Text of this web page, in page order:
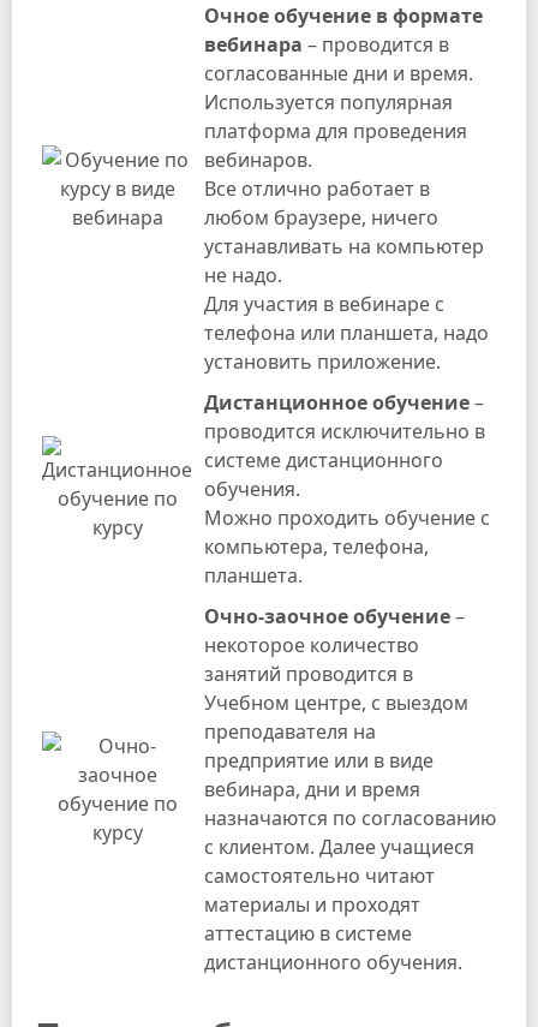
Очное обучение в формате
вебинара – проводится в
согласованные дни и время.
Используется популярная
платформа для проведения
вебинаров.
Все отлично работает в
любом браузере, ничего
устанавливать на компьютер
не надо.
Для участия в вебинаре с
телефона или планшета, надо
установить приложение.
Дистанционное обучение–
проводится исключительно в
системе дистанционного
обучения.
Можно проходить обучение с
компьютера, телефона,
планшета.
Очно-заочноеобучение–
некоторое количество
занятий проводится в
Учебном центре, с выездом
преподавателя на
предприятие или в виде
вебинара, дни и время
назначаются по согласованию
с клиентом. Далее учащиеся
самостоятельно читают
материалы и проходят
аттестацию в системе
дистанционного обучения.